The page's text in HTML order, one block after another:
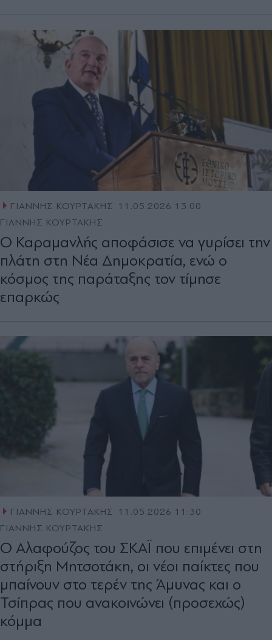
ΓΙΑΝΝΗΣ ΚΟΥΡΤΑΚΗΣ
11.05.2026 13:00
ΓΙΑΝΝΗΣ ΚΟΥΡΤΑΚΗΣ
Ο Καραμανλής αποφάσισε να γυρίσει την
πλάτη στη Νέα Δημοκρατία, ενώ ο
κόσμος της παράταξης τον τίμησε
επαρκώς
ΓΙΑΝΝΗΣ ΚΟΥΡΤΑΚΗΣ
11.05.2026 11:30
ΓΙΑΝΝΗΣ ΚΟΥΡΤΑΚΗΣ
Ο Αλαφούζος του ΣΚΑΪ που επιµένει στη
στήριξη Μητσοτάκη, οι νέοι παίκτες που
μπαίνουν στο τερέν της Άμυνας και ο
Τσίπρας που ανακοινώνει (προσεχώς)
κόμμα